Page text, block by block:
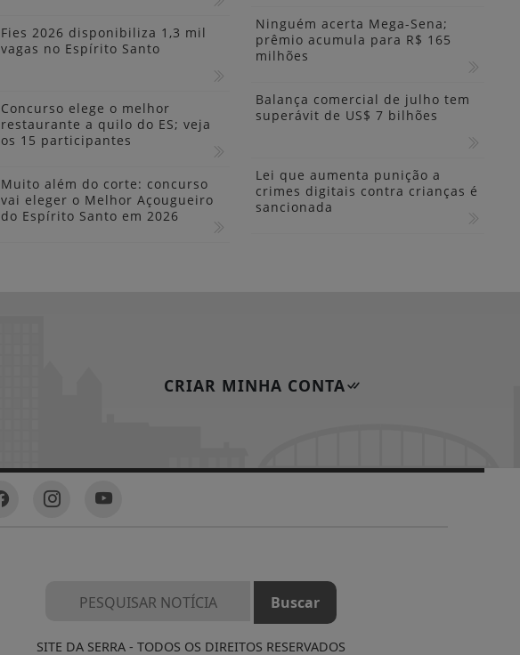
Fies 2026 disponibiliza 1,3 mil
vagas no Espírito Santo
Concurso elege o melhor
restaurante a quilo do ES; veja
os 15 participantes
Muito além do corte: concurso
vai eleger o Melhor Açougueiro
do Espírito Santo em 2026
Ninguém acerta Mega-Sena;
prêmio acumula para R$ 165
milhões
Balança comercial de julho tem
superávit de US$ 7 bilhões
Lei que aumenta punição a
crimes digitais contra crianças é
sancionada
CRIAR MINHA CONTA
SITE DA SERRA - TODOS OS DIREITOS RESERVADOS